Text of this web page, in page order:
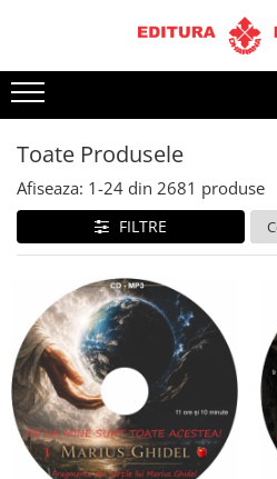
Terapii
Dietoterapie
Toate Produsele
Afiseaza: 1-24 din 2681 produse
FILTRE